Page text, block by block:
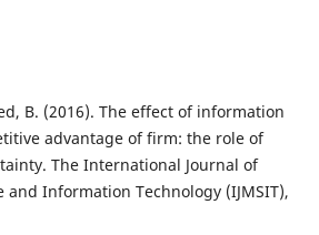
B. (2016). The effect of information
advantage of firm: the role of
The International Journal of
and Information Technology (IJMSIT),